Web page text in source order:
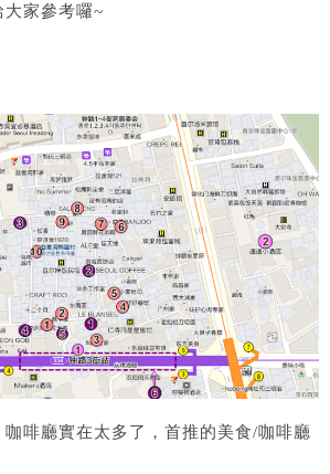
家參考囉~
啡廳實在太多了，首推的美食/咖啡廳